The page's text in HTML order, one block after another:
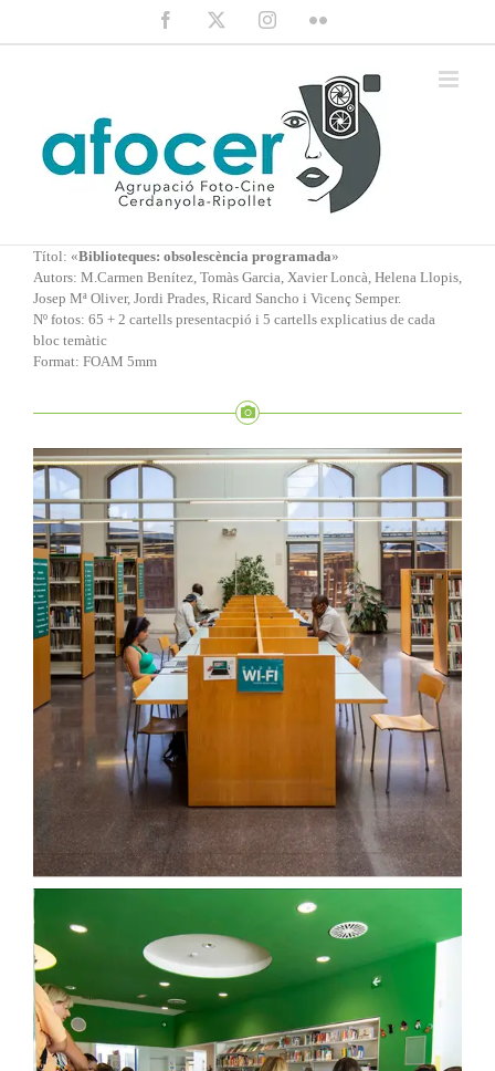
Facebook InstagramFlickr
Títol: «Biblioteques: obsolescència programada»
Autors: M.Carmen Benítez, Tomàs Garcia, Xavier Loncà, Helena Llopis,
Josep Mª Oliver, Jordi Prades, Ricard Sancho i Vicenç Semper.
Nº fotos: 65 + 2 cartells presentacpió i 5 cartells explicatius de cada
bloc temàtic
Format: FOAM 5mm